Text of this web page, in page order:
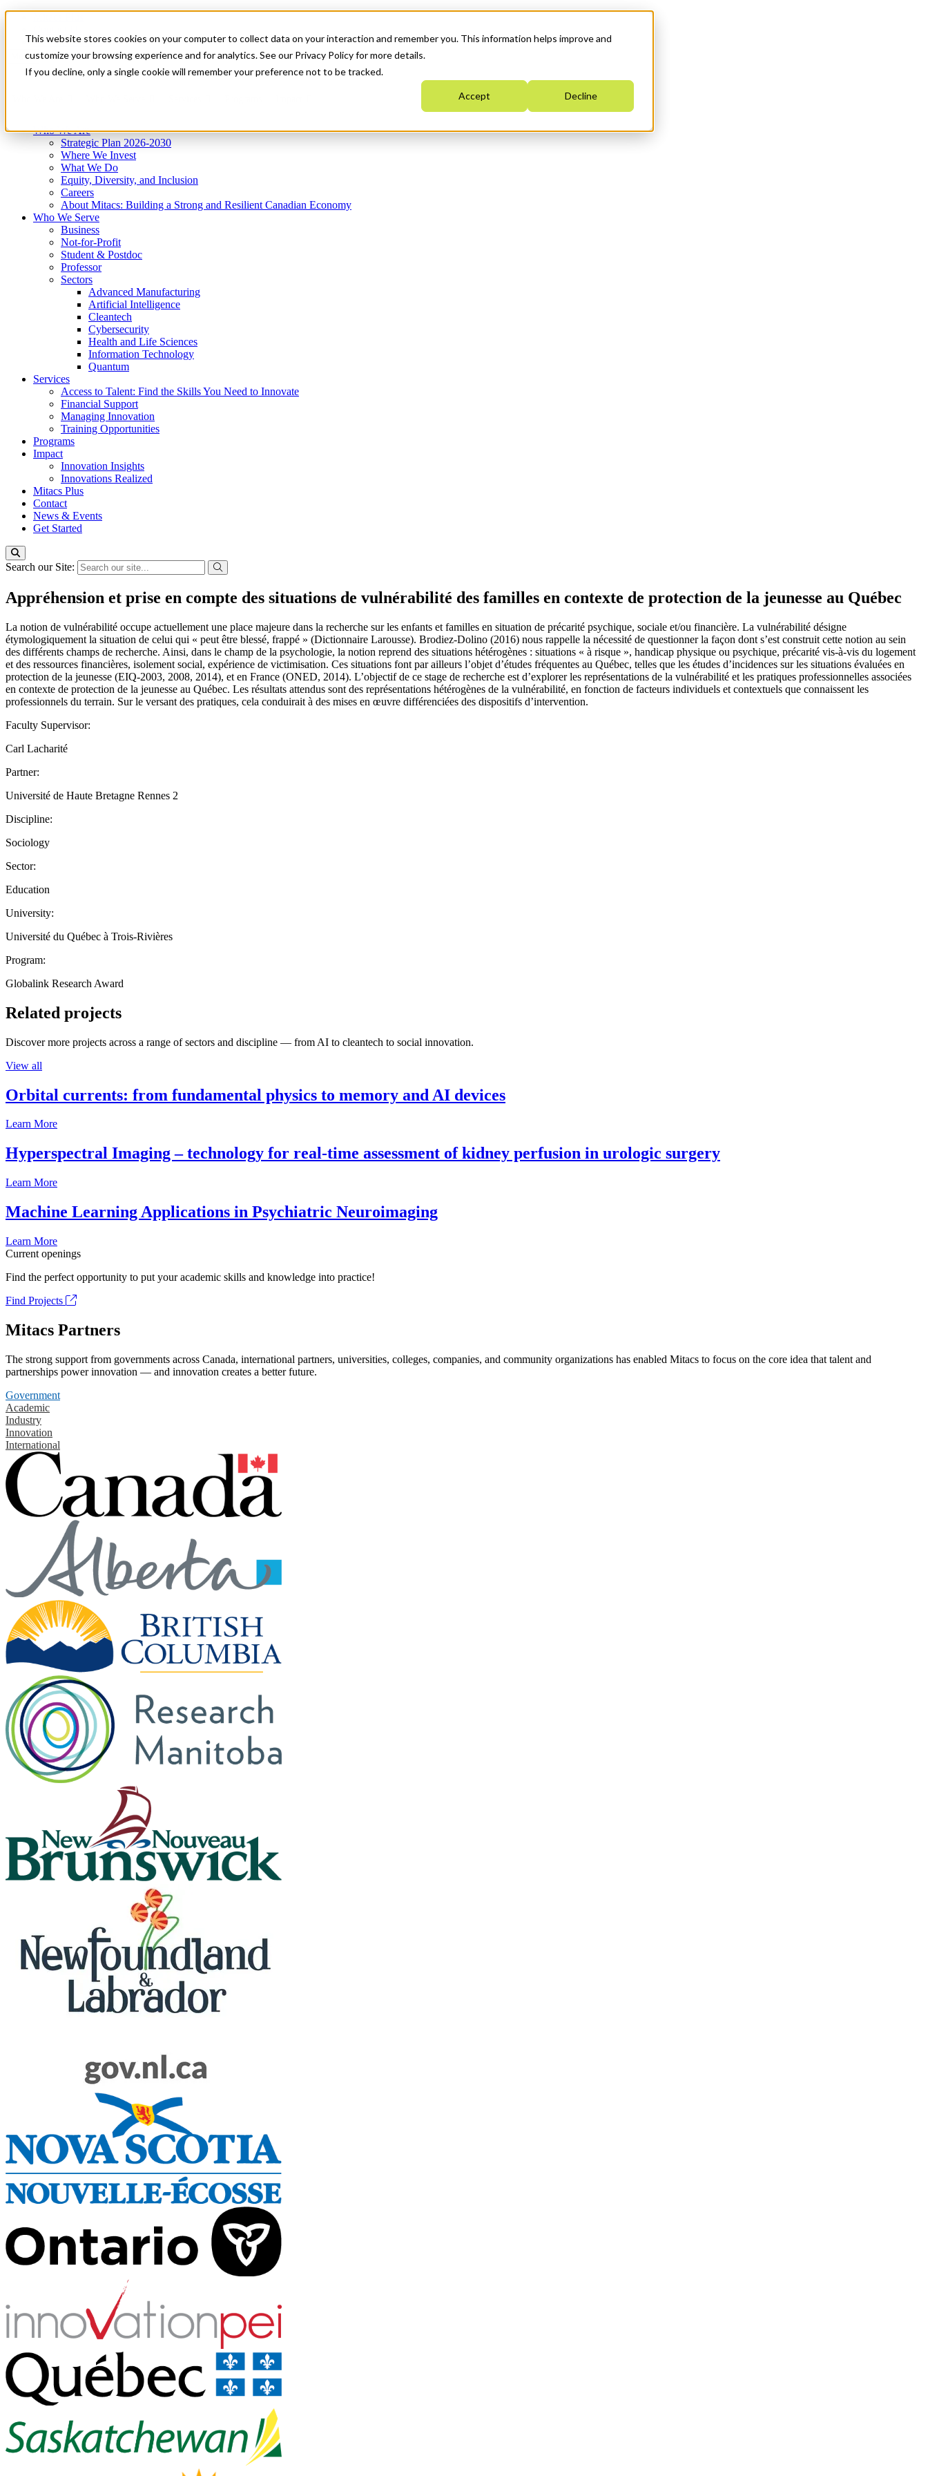
This website stores cookies on your computer to collect data on your interaction and remember you. This information helps improve and
customize your browsing experience and for analytics. See our Privacy Policy for more details.
If you decline, only a single cookie will remember your preference not to be tracked.
Accept Decline
News & Events
Get Started
Menu
Who We Are
Strategic Plan 2026-2030
Where We Invest
What We Do
Equity, Diversity, and Inclusion
Careers
About Mitacs: Building a Strong and Resilient Canadian Economy
Who We Serve
Business
Not-for-Profit
Student & Postdoc
Professor
Sectors
Advanced Manufacturing
Artificial Intelligence
Cleantech
Cybersecurity
Health and Life Sciences
Information Technology
Quantum
Services
Access to Talent: Find the Skills You Need to Innovate
Financial Support
Managing Innovation
Training Opportunities
Programs
Impact
Innovation Insights
Innovations Realized
Mitacs Plus
Contact
News & Events
Get Started
Search our Site:
Appréhension et prise en compte des situations de vulnérabilité des familles en contexte de protection de la jeunesse au Québec
La notion de vulnérabilité occupe actuellement une place majeure dans la recherche sur les enfants et familles en situation de précarité psychique, sociale et/ou financière. La vulnérabilité désigne
étymologiquement la situation de celui qui « peut être blessé, frappé » (Dictionnaire Larousse). Brodiez-Dolino (2016) nous rappelle la nécessité de questionner la façon dont s’est construit cette notion au sein
des différents champs de recherche. Ainsi, dans le champ de la psychologie, la notion reprend des situations hétérogènes : situations « à risque », handicap physique ou psychique, précarité vis-à-vis du logement
et des ressources financières, isolement social, expérience de victimisation. Ces situations font par ailleurs l’objet d’études fréquentes au Québec, telles que les études d’incidences sur les situations évaluées en
protection de la jeunesse (EIQ-2003, 2008, 2014), et en France (ONED, 2014). L’objectif de ce stage de recherche est d’explorer les représentations de la vulnérabilité et les pratiques professionnelles associées
en contexte de protection de la jeunesse au Québec. Les résultats attendus sont des représentations hétérogènes de la vulnérabilité, en fonction de facteurs individuels et contextuels que connaissent les
professionnels du terrain. Sur le versant des pratiques, cela conduirait à des mises en œuvre différenciées des dispositifs d’intervention.
Faculty Supervisor:
Carl Lacharité
Partner:
Université de Haute Bretagne Rennes 2
Discipline:
Sociology
Sector:
Education
University:
Université du Québec à Trois-Rivières
Program:
Globalink Research Award
Related projects
Discover more projects across a range of sectors and discipline — from AI to cleantech to social innovation.
View all
Orbital currents: from fundamental physics to memory and AI devices
Learn More
Hyperspectral Imaging – technology for real-time assessment of kidney perfusion in urologic surgery
Learn More
Machine Learning Applications in Psychiatric Neuroimaging
Learn More
Current openings
Find the perfect opportunity to put your academic skills and knowledge into practice!
Find Projects
Mitacs Partners
The strong support from governments across Canada, international partners, universities, colleges, companies, and community organizations has enabled Mitacs to focus on the core idea that talent and
partnerships power innovation — and innovation creates a better future.
Government
Academic
Industry
Innovation
International